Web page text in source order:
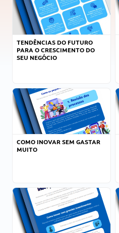
TENDÊNCIAS DO FUTURO
PARA O CRESCIMENTO DO
SEU NEGÓCIO
COMO INOVAR SEM GASTAR
MUITO